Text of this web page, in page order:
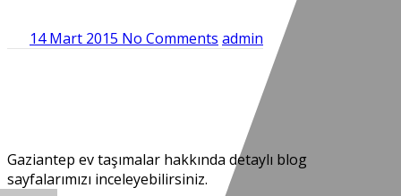
14 Mart 2015 No Comments admin
Gaziantep ev taşımalar hakkında detaylı blog
sayfalarımızı inceleyebilirsiniz.